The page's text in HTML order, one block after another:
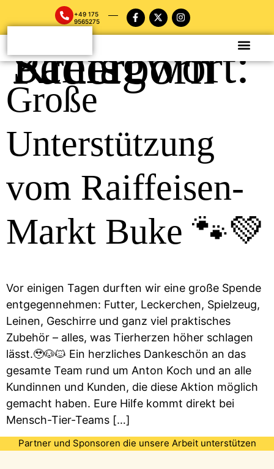
+49 175
9565275
Schlagwort:
Kreis Paderborn
Große
Unterstützung
vom Raiffeisen-
Markt Buke 🐾💚
Vor einigen Tagen durften wir eine große Spende
entgegennehmen: Futter, Leckerchen, Spielzeug,
Leinen, Geschirre und ganz viel praktisches
Zubehör – alles, was Tierherzen höher schlagen
lässt.🥹🐶🐱 Ein herzliches Dankeschön an das
gesamte Team rund um Anton Koch und an alle
Kundinnen und Kunden, die diese Aktion möglich
gemacht haben. Eure Hilfe kommt direkt bei
Mensch-Tier-Teams […]
Partner und Sponsoren die unsere Arbeit unterstützen